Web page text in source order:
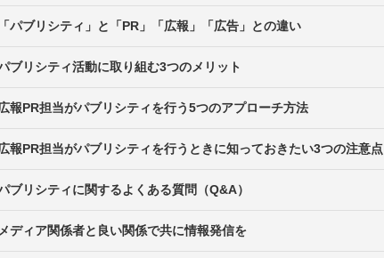
ノンペイドパブリシティとは
ペイドパブリシティとは
「パブリシティ」と「PR」「広報」「広告」との違い
PR（パブリック・リレーションズ）との違い
広報との違い
広告との違い：コントロール可否と信頼性の差
ブリシティ活動に取り組む3つのメリット
メリット1．メディアを通じて、多くの人に情報を伝えられる
メリット2．予算がなくても実施しやすい
メリット3．第三者視点による企業の信頼性が高まる
報PR担当がパブリシティを行う5つのアプローチ方法
1．プレスリリース配信による取材機会の創出
2．記者会見・説明会での直接的な情報提供
3．記者に実物・現場を体験してもらう
報PR担当がパブリシティを行うときに知っておきたい3つの注意点
注意点1．広告ではなく報道であることを理解する
注意点2．意図と異なる切り口で報じられる可能性もある
ブリシティに関するよくある質問（Q&A）
中小企業やスタートアップでも実践できますか？
メディア関係者と良い関係で共に情報発信を